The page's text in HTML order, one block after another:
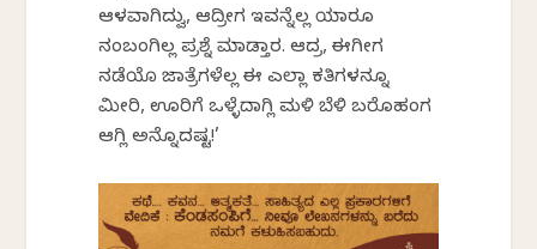
ಆಳವಾಗಿದ್ವು, ಆದ್ರೀಗ ಇವನ್ನೆಲ್ಲ ಯಾರೂ
ನಂಬಂಗಿಲ್ಲ ಪ್ರಶ್ನೆ ಮಾಡ್ತಾರ. ಆದ್ರ, ಈಗೀಗ
ನಡೆಯೊ ಜಾತ್ರೆಗಳೆಲ್ಲ ಈ ಎಲ್ಲಾ ಕತಿಗಳನ್ನೂ
ಮೀರಿ, ಊರಿಗೆ ಒಳ್ಳೆದಾಗ್ಲಿ ಮಳಿ ಬೆಳಿ ಬರೊಹಂಗ
ಆಗ್ಲಿ ಅನ್ನೊದಷ್ಟ!’